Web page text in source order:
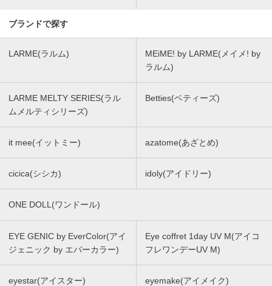
ブランドで探す
LARME(ラルム)
MEiME! by LARME(メイメ! by
ラルム)
LARME MELTY SERIES(ラル
ムメルティシリーズ)
Betties(ベティーズ)
it mee(イットミー) azatome(あざとめ)
cicica(シシカ) idoly(アイドリー)
ONE DOLL(ワンドール)
EYE GENIC by EverColor(アイ
ジェニック by エバーカラー)
Eye coffret 1day UV M(アイコ
フレワンデーUV M)
eyestar(アイスター) eyemake(アイメイク)